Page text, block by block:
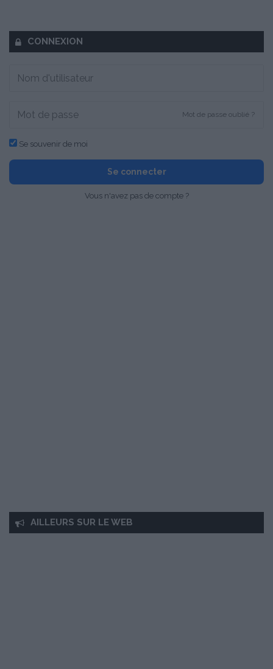
CONNEXION
Mot de passe oublié ?
Se souvenir de moi
Se connecter
Vous n'avez pas de compte ?
AILLEURS SUR LE WEB